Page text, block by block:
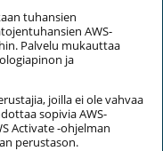
tuhansien
AWS-
Palvelu mukauttaa
ja
joilla ei ole vahvaa
sopivia AWS-
Activate -ohjelman
perustason.